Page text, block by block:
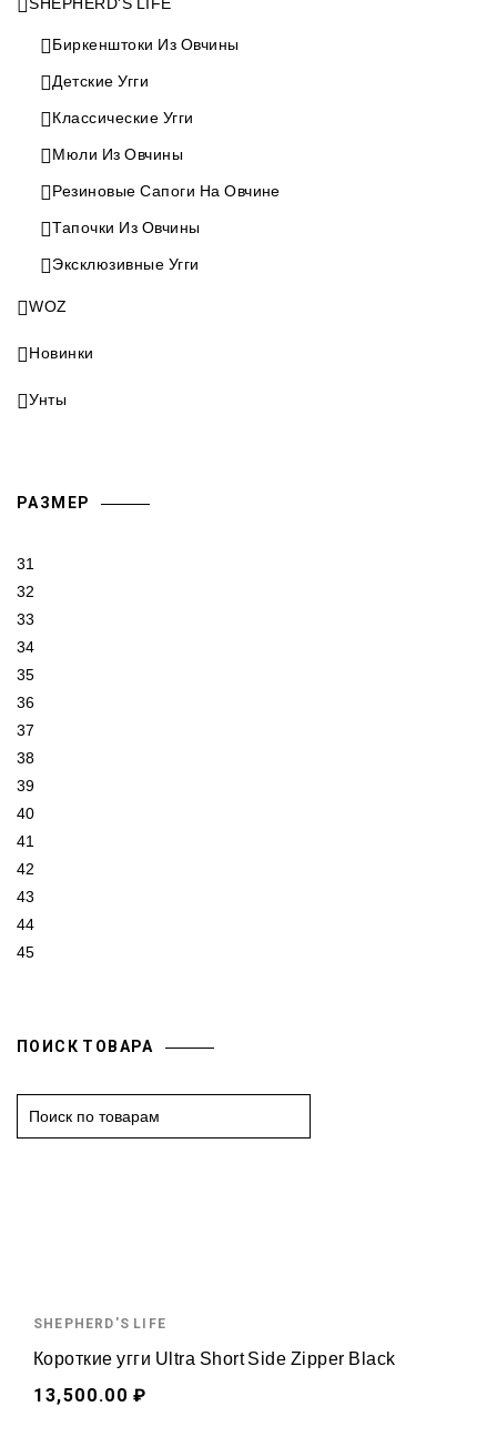
SHEPHERD'S LIFE
Короткие угги Ultra Short Side Zipper Black
13,500.00 ₽
SHEPHERD'S LIFE
Биркенштоки Из Овчины
Детские Угги
Классические Угги
Мюли Из Овчины
Резиновые Сапоги На Овчине
Тапочки Из Овчины
Эксклюзивные Угги
WOZ
Новинки
Унты
РАЗМЕР
31
32
33
34
35
36
37
38
39
40
41
42
43
44
45
ПОИСК ТОВАРА
e